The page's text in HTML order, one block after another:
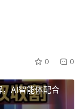
0 0
AI智能体配合